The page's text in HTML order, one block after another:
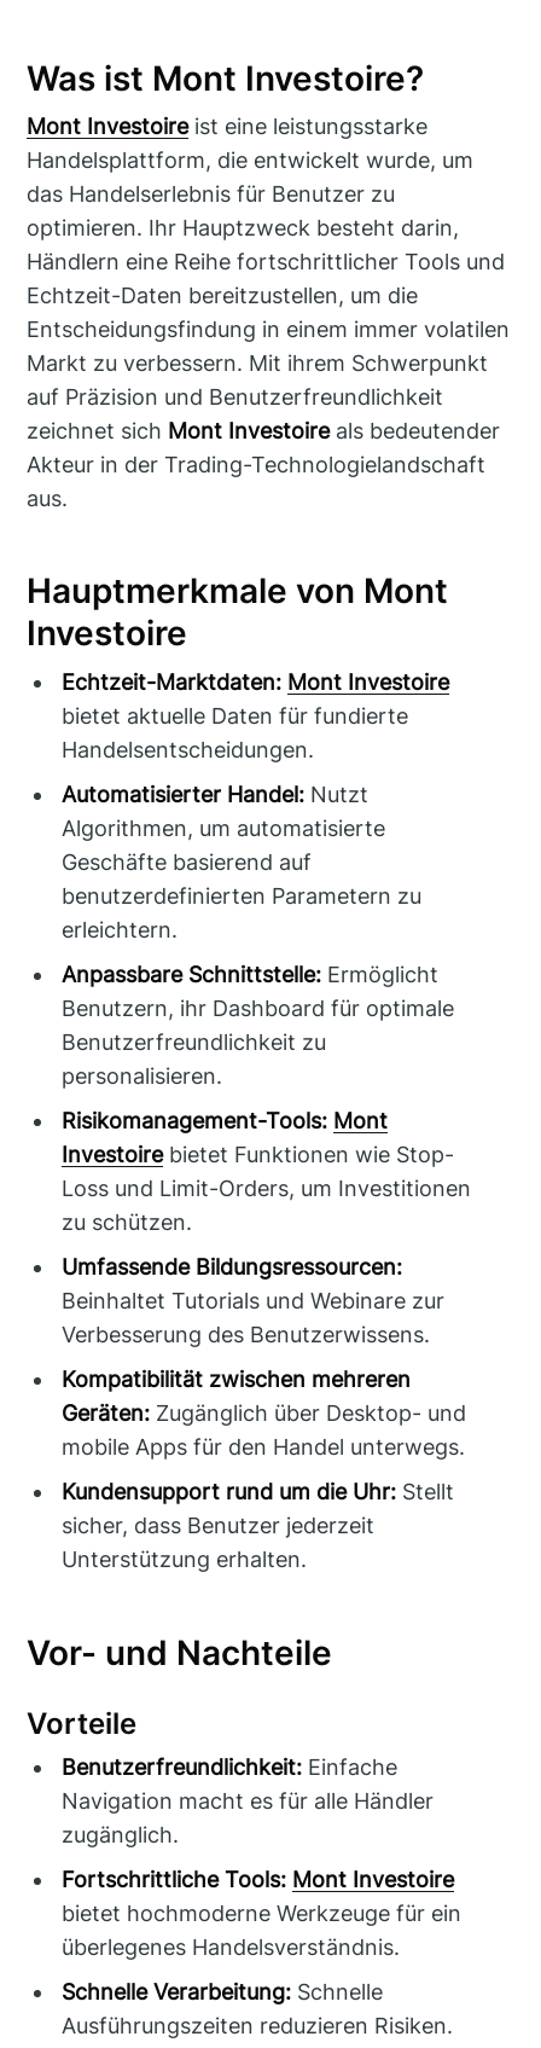
Was ist Mont Investoire?
Mont Investoireist eine leistungsstarke
Handelsplattform, die entwickelt wurde, um
das Handelserlebnis für Benutzer zu
optimieren. Ihr Hauptzweck besteht darin,
Händlern eine Reihe fortschrittlicher Tools und
Echtzeit-Daten bereitzustellen, um die
Entscheidungsfindung in einem immer volatilen
Markt zu verbessern. Mit ihrem Schwerpunkt
auf Präzision und Benutzerfreundlichkeit
zeichnet sich Mont Investoireals bedeutender
Akteur in der Trading-Technologielandschaft
aus.
Hauptmerkmale von Mont
Investoire
Echtzeit-Marktdaten: Mont Investoire
bietet aktuelle Daten für fundierte
Handelsentscheidungen.
Automatisierter Handel: Nutzt
Algorithmen, um automatisierte
Geschäfte basierend auf
benutzerdefinierten Parametern zu
erleichtern.
Anpassbare Schnittstelle: Ermöglicht
Benutzern, ihr Dashboard für optimale
Benutzerfreundlichkeit zu
personalisieren.
Risikomanagement-Tools: Mont
Investoirebietet Funktionen wie Stop-
Loss und Limit-Orders, um Investitionen
zu schützen.
Umfassende Bildungsressourcen:
Beinhaltet Tutorials und Webinare zur
Verbesserung des Benutzerwissens.
Kompatibilität zwischen mehreren
Geräten: Zugänglich über Desktop- und
mobile Apps für den Handel unterwegs.
Kundensupport rund um die Uhr: Stellt
sicher, dass Benutzer jederzeit
Unterstützung erhalten.
Vor- und Nachteile
Vorteile
Benutzerfreundlichkeit: Einfache
Navigation macht es für alle Händler
zugänglich.
Fortschrittliche Tools: Mont Investoire
bietet hochmoderne Werkzeuge für ein
überlegenes Handelsverständnis.
Schnelle Verarbeitung: Schnelle
Ausführungszeiten reduzieren Risiken.